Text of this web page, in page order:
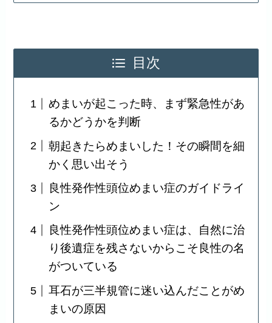
目次
めまいが起こった時、まず緊急性があ
るかどうかを判断
朝起きたらめまいした！その瞬間を細
かく思い出そう
良性発作性頭位めまい症のガイドライ
ン
良性発作性頭位めまい症は、自然に治
り後遺症を残さないからこそ良性の名
がついている
耳石が三半規管に迷い込んだことがめ
まいの原因